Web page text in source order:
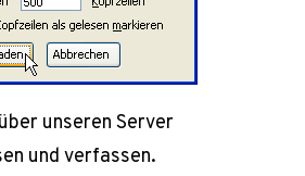
unseren Server
und verfassen.